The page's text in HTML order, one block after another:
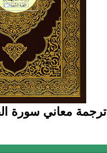
ترجمة معاني سورة